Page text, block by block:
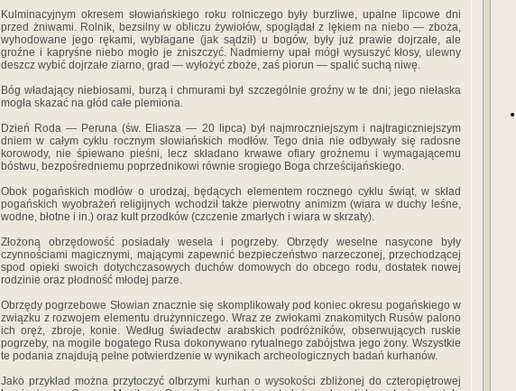
Kulminacyjnym okresem słowiańskiego roku rolniczego były burzliwe, upalne lipcowe dni
przed żniwami. Rolnik, bezsilny w obliczu żywiołów, spoglądał z lękiem na niebo — zboża,
wyhodowane jego rękami, wybłagane (jak sądził) u bogów, były już prawie dojrzałe, ale
groźne i kapryśne niebo mogło je zniszczyć. Nadmierny upał mógł wysuszyć kłosy, ulewny
deszcz wybić dojrzałe ziarno, grad — wyłożyć zboże, zaś piorun — spalić suchą niwę.
Bóg władający niebiosami, burzą i chmurami był szczególnie groźny w te dni; jego niełaska
mogła skazać na głód całe plemiona.
Dzień Roda — Peruna (św. Eliasza — 20 lipca) był najmroczniejszym i najtragiczniejszym
dniem w całym cyklu rocznym słowiań­skich modłów. Tego dnia nie odbywały się radosne
korowody, nie śpiewano pieśni, lecz składano krwawe ofiary groźnemu i wymagającemu
bóstwu, bezpośredniemu poprzednikowi równie srogiego Boga chrześcijańskiego.
Obok pogańskich modłów o urodzaj, będących elementem rocznego cyklu świąt, w skład
pogańskich wyobrażeń religijnych wchodził także pierwotny animizm (wiara w duchy leśne,
wodne, błotne i in.) oraz kult przodków (czczenie zmarłych i wiara w skrzaty).
Złożoną obrzędowość posiadały wesela i pogrzeby. Obrzędy weselne nasycone były
czynnościami magicznymi, mającymi zapewnić bezpieczeństwo narzeczonej, przechodzącej
spod opieki swoich dotychczasowych duchów domowych do obcego rodu, dostatek nowej
rodzinie oraz płodność młodej parze.
Obrzędy pogrzebowe Słowian znacznie się skomplikowały pod koniec okresu pogańskiego w
związku z rozwojem elementu drużynniczego. Wraz ze zwłokami znakomitych Rusów palono
ich oręż, zbroje, konie. Według świadectw arabskich podróżników, obserwujących ruskie
pogrzeby, na mogile bogatego Rusa dokonywano rytualnego zabójstwa jego żony. Wszystkie
te podania znajdują peł­ne potwierdzenie w wynikach archeologicznych badań kurhanów.
Jako przykład można przytoczyć olbrzymi kurhan o wysokości zbli­żonej do czteropiętrowej